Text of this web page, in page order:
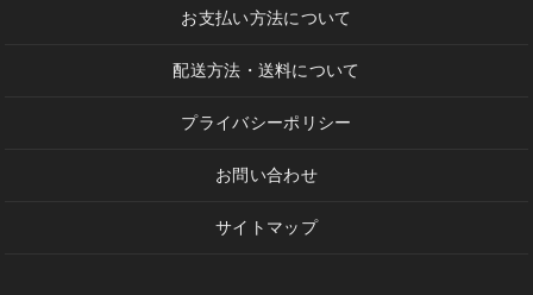
お支払い方法について
配送方法・送料について
プライバシーポリシー
お問い合わせ
サイトマップ